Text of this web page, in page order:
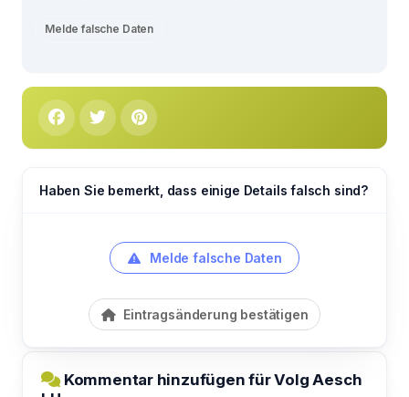
Melde falsche Daten
Haben Sie bemerkt, dass einige Details falsch sind?
Melde falsche Daten
Eintragsänderung bestätigen
Kommentar hinzufügen für Volg Aesch